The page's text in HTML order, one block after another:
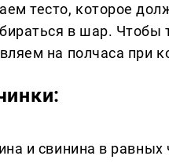
тесто, которое
в шар. Чтобы
на полчаса при
и свинина в равных